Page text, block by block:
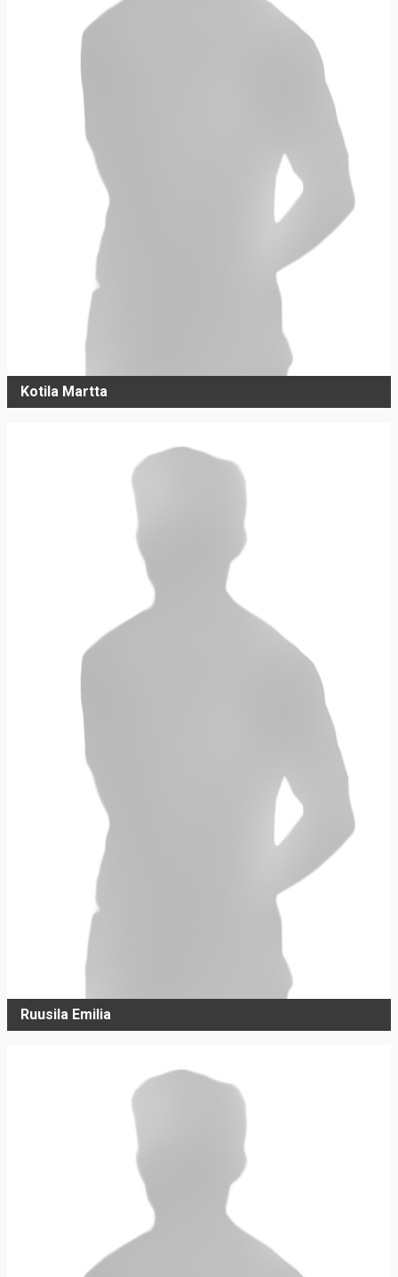
Kotila Martta
Ruusila Emilia